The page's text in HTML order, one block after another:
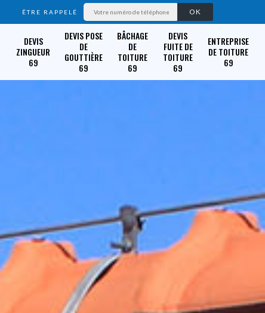
ÊTRE RAPPELÉ
DEVIS
ZINGUEUR
69
DEVIS POSE
DE
GOUTTIÈRE
69
BÂCHAGE
DE
TOITURE
69
DEVIS
FUITE DE
TOITURE
69
ENTREPRISE
DE TOITURE
69